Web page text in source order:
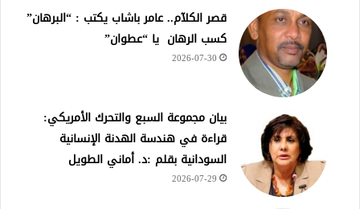
قصر الكلآم.. عامر باشاب يكتب : “البرهان”
كسب الرهان يا “عطوان”
2026-07-30
بيان مجموعة السبع والتحرك الأمريكي:
قراءة في هندسة الهدنة الإنسانية
السودانية بقلم :د. أماني الطويل
2026-07-29